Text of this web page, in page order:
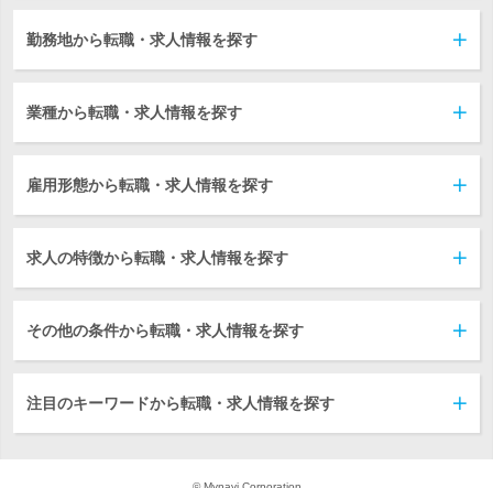
勤務地から転職・求人情報を探す
業種から転職・求人情報を探す
雇用形態から転職・求人情報を探す
求人の特徴から転職・求人情報を探す
その他の条件から転職・求人情報を探す
注目のキーワードから転職・求人情報を探す